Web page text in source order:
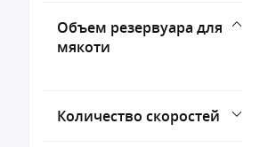
Объем резервуара для
мякоти
Количество скоростей